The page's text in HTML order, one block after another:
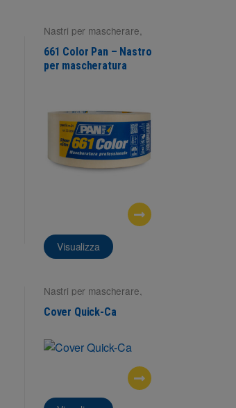
Nastri per mascherare,
Superfici interne
661 Color Pan – Nastro
per mascheratura
Visualizza
Nastri per mascherare
Superfici interne
Cover Quick-Ca